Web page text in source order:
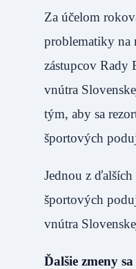
Za účelom
problematiky na
zástupcov Rady
vnútra
tým, aby sa
športových
Jednou z
športových
vnútra
Ďalšie zmeny